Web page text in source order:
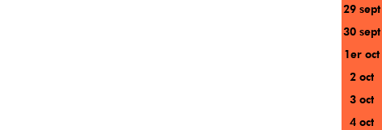
29 sept
30 sept
1er oct
2 oct
3 oct
4 oct